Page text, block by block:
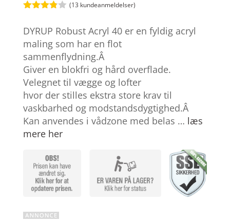
ud af 5
baseret
på
kundebed
ømmels
er
(13 kundeanmeldelser)
DYRUP Robust Acryl 40 er en fyldig acryl
maling som har en flot
sammenflydning.Â
Giver en blokfri og hård overflade.
Velegnet til vægge og lofter
hvor der stilles ekstra store krav til
vaskbarhed og modstandsdygtighed.Â
Kan anvendes i vådzone med belas … læs
mere her